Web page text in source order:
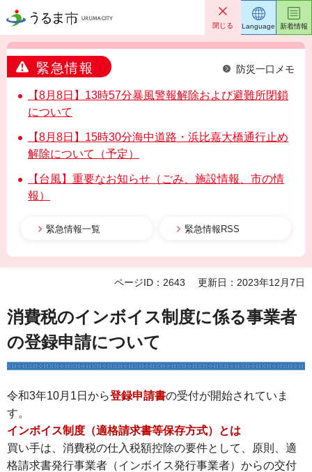
うるま市 閉じる
緊急情報 防災一口メモ
【8月8日】13時57分暴風警報解除および避難所閉鎖
について
【8月8日】15時30分海中道路・浜比嘉大橋通行止め
解除について（予定）
【台風】重要なお知らせ（ごみ、施設情報、市の情
報）
緊急情報一覧 緊急情報RSS
Language 新着情報
ページID：2643 更新日：2023年12月7日
消費税のインボイス制度に係る事業者
の登録申請について
令和3年10月1日から登録申請書の受付が開始されていま
す。
インボイス制度（適格請求書等保存方式）とは
買い手は、消費税の仕入税額控除の要件として、原則、適
格請求書発行事業者（インボイス発行事業者）からの交付